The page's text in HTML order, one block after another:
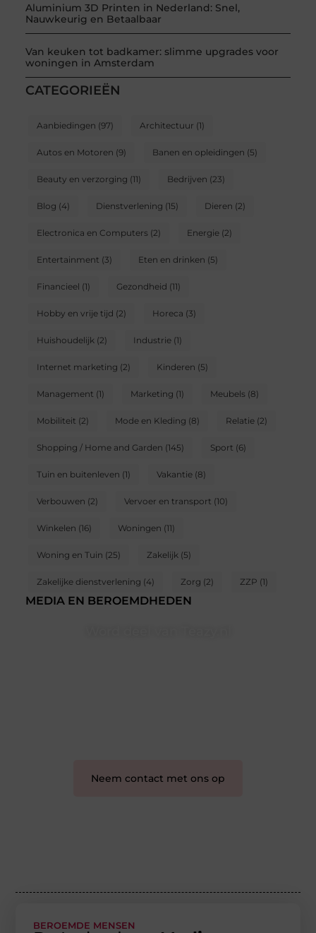
Aluminium 3D Printen in Nederland: Snel,
Nauwkeurig en Betaalbaar
Van keuken tot badkamer: slimme upgrades voor
woningen in Amsterdam
CATEGORIEËN
Aanbiedingen (97) Architectuur (1)
Autos en Motoren (9) Banen en opleidingen (5)
Beauty en verzorging (11) Bedrijven (23)
Blog (4) Dienstverlening (15) Dieren (2)
Electronica en Computers(2) Energie(2)
Entertainment (3) Eten en drinken (5)
Financieel (1) Gezondheid (11)
Hobby en vrije tijd (2) Horeca (3)
Huishoudelijk (2) Industrie(1)
Internet marketing (2) Kinderen (5)
Management (1) Marketing (1) Meubels(8)
Mobiliteit (2) Mode en Kleding (8) Relatie(2)
Shopping / Home and Garden (145) Sport (6)
Tuin en buitenleven (1) Vakantie(8)
Verbouwen (2) Vervoer en transport (10)
Winkelen (16) Woningen (11)
Woning en Tuin (25) Zakelijk (5)
Zakelijke dienstverlening (4) Zorg (2) ZZP (1)
MEDIA EN BEROEMDHEDEN
Neem contact met ons op
BEROEMDE MENSEN